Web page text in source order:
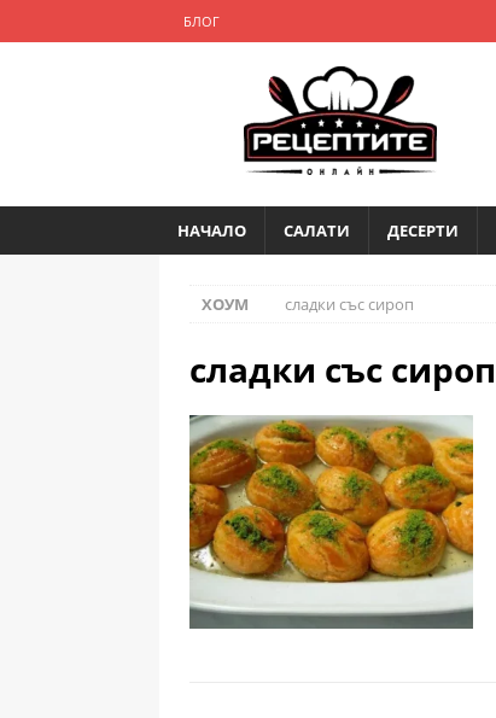
БЛОГ
НАЧАЛО САЛАТИ ДЕСЕРТИ
ХОУМ сладки със сироп
сладки със сироп